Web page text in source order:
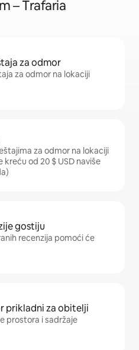
– Trafaria
za odmor
za odmor na lokaciji
za odmor na lokaciji
kreću od 20 $ USD naviše
gostiju
recenzija pomoći će
prikladni za obitelji
prostora i sadržaje